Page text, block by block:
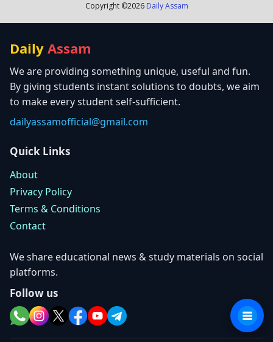
Copyright ©2026 Daily Assam
Daily Assam
We are providing something unique, useful and fun.
By giving students instant solutions to doubts, we aim
to make every student self-sufficient.
dailyassamofficial@gmail.com
Quick Links
About
Privacy Policy
Terms & Conditions
Contact
We share educational news & study materials on social
platforms.
Follow us